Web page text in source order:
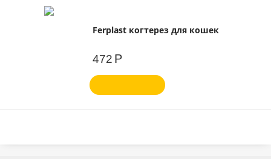
Ferplast когтерез для кошек
472 Р